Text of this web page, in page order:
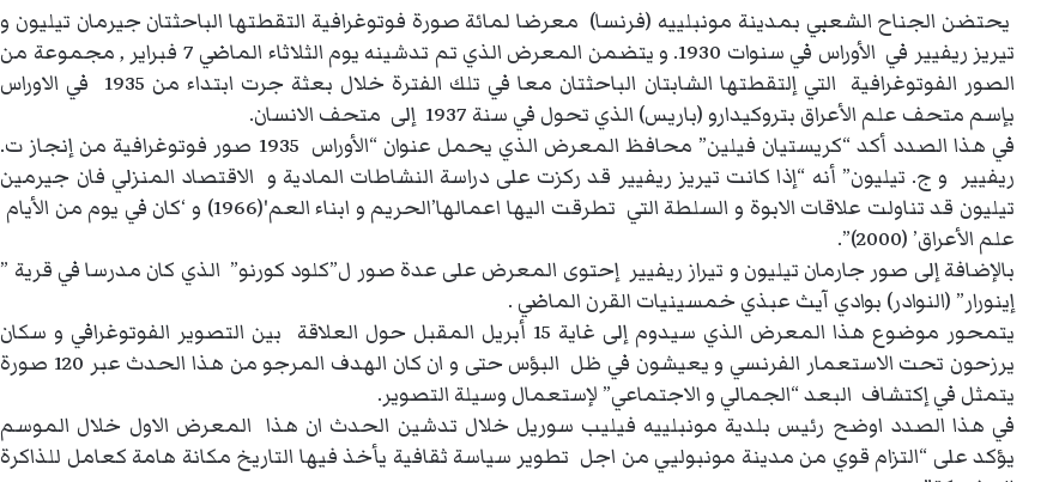
يحتضن الجناح الشعبي بمدينة مونبلييه (فرنسا) معرضا لمائة صورة فوتوغرافية التقطتها الباحثتان جيرمان تيليون و
تيريز ريفيير في الأوراس في سنوات 1930.
و يتضمن المعرض الذي تم تدشينه يوم الثلاثاء الماضي 7 فبراير , مجموعة من
الصور الفوتوغرافية التي إلتقطتها الشابتان الباحثتان معا في تلك الفترة خلال بعثة جرت ابتداء من 1935 في الاوراس
بإسم متحف علم الأعراق بتروكيدارو (باريس) الذي تحول في سنة 1937 إلى متحف الانسان.
في هذا الصدد أكد “كريستيان فيلين” محافظ المعرض الذي يحمل عنوان “الأوراس 1935 صور فوتوغرافية من إنجاز ت.
ريفيير و ج. تيليون” أنه “إذا كانت تيريز ريفيير قد ركزت على دراسة النشاطات المادية و الاقتصاد المنزلي فان جيرمين
تيليون قد تناولت علاقات الابوة و السلطة التي تطرقت اليها اعمالها’الحريم و ابناء العم'(1966) و ‘كان في يوم من الأيام
علم الأعراق’ (2000)”.
بالإضافة إلى صور جارمان تيليون و تيراز ريفيير إحتوى المعرض على عدة صور ل”كلود كورنو” الذي كان مدرسا في قرية ”
إينورار” (النوادر) بوادي آيث عبذي خمسينيات القرن الماضي .
يتمحور موضوع هذا المعرض الذي سيدوم إلى غاية 15 أبريل المقبل حول العلاقة بين التصوير الفوتوغرافي و سكان
يرزحون تحت الاستعمار الفرنسي و يعيشون في ظل البؤس حتى و ان كان الهدف المرجو من هذا الحدث عبر 120 صورة
يتمثل في إكتشاف البعد “الجمالي و الاجتماعي” لإستعمال وسيلة التصوير.
في هذا الصدد اوضح رئيس بلدية مونبلييه فيليب سوريل خلال تدشين الحدث ان هذا المعرض الاول خلال الموسم
يؤكد على “التزام قوي من مدينة مونبوليي من اجل تطوير سياسة ثقافية يأخذ فيها التاريخ مكانة هامة كعامل للذاكرة